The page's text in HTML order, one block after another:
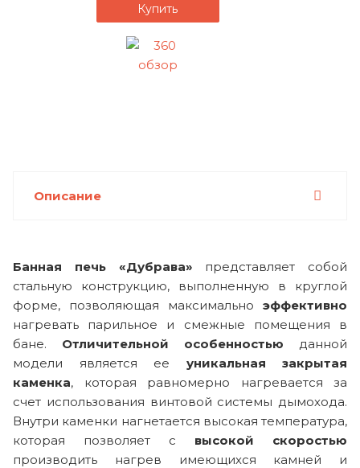
Купить
Описание
Банная печь «Дубрава» представляет собой
стальную конструкцию, выполненную в круглой
форме, позволяющая максимально эффективно
нагревать парильное и смежные помещения в
бане. Отличительной особенностью данной
модели является ее уникальная закрытая
каменка, которая равномерно нагревается за
счет использования винтовой системы дымохода.
Внутри каменки нагнетается высокая температура,
которая позволяет с высокой скоростью
производить нагрев имеющихся камней и